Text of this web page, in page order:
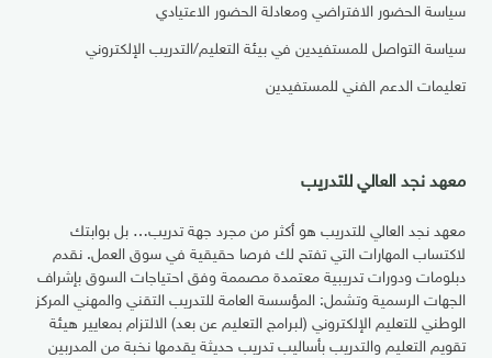
سياسة الحضور الافتراضي ومعادلة الحضور الاعتيادي
سياسة التواصل للمستفيدين في بيئة التعليم/التدريب الإلكتروني
تعليمات الدعم الفني للمستفيدين
معهد نجد العالي للتدريب
معهد نجد العالي للتدريب هو أكثر من مجرد جهة تدريب… بل بوابتك
لاكتساب المهارات التي تفتح لك فرصا حقيقية في سوق العمل. نقدم
دبلومات ودورات تدريبية معتمدة مصممة وفق احتياجات السوق بإشراف
الجهات الرسمية وتشمل: المؤسسة العامة للتدريب التقني والمهني المركز
الوطني للتعليم الإلكتروني (لبرامج التعليم عن بعد) الالتزام بمعايير هيئة
تقويم التعليم والتدريب بأساليب تدريب حديثة يقدمها نخبة من المدربين